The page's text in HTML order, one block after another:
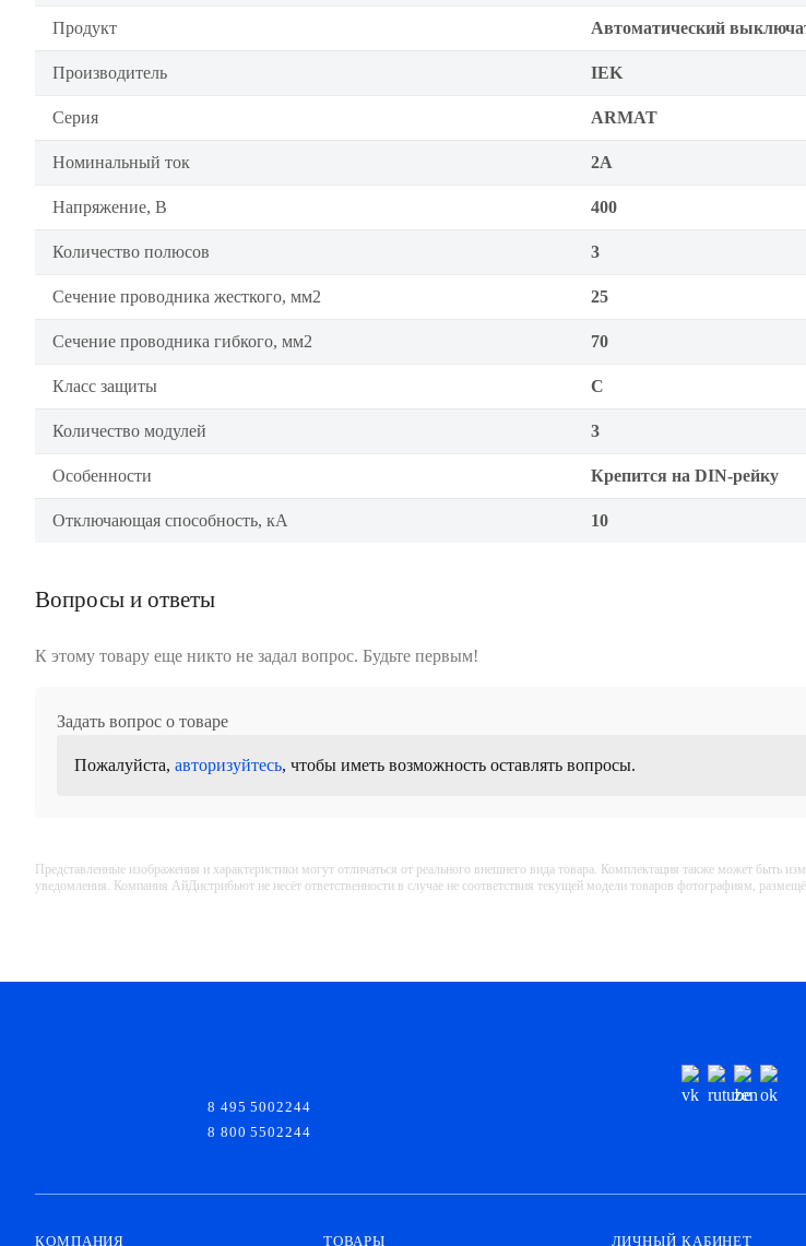
Продукт Автоматический
Производитель IEK
Серия ARMAT
Номинальный ток 2А
Напряжение, В 400
Количество полюсов 3
Сечение проводника жесткого, мм2 25
Сечение проводника гибкого, мм2 70
Класс защиты C
Количество модулей 3
Особенности Крепится на DIN-рейку
Отключающая способность, кА 10
Вопросы и ответы
К этому товару еще никто не задал вопрос. Будьте первым!
Задать вопрос о товаре
Пожалуйста, авторизуйтесь, чтобы иметь возможность оставлять вопросы.
Представленные изображения и характеристики могут отличаться от реального внешнего вида товара. Комплектация также может быть
уведомления. Компания АйДистрибьют не несёт ответственности в случае не соответствия текущей модели товаров фотографиям,
8 495 5002244
8 800 5502244
КОМПАНИЯ ТОВАРЫ ЛИЧНЫЙ КАБИНЕТ